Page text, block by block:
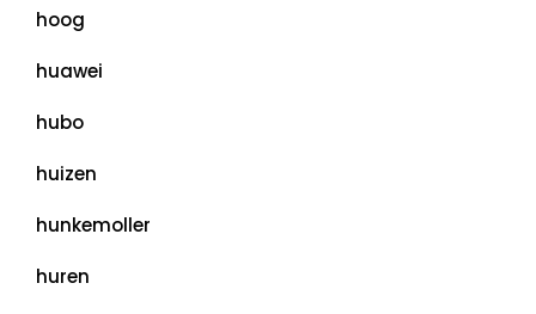
hoog
huawei
hubo
huizen
hunkemoller
huren